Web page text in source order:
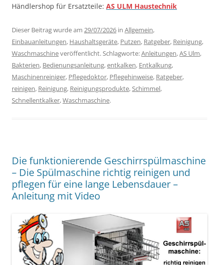
Händlershop für Ersatzteile: AS ULM Haustechnik
Dieser Beitrag wurde am 29/07/2026 in Allgemein,
Einbauanleitungen, Haushaltsgeräte, Putzen, Ratgeber, Reinigung,
Waschmaschineveröffentlicht. Schlagworte:Anleitungen,AS Ulm,
Bakterien, Bedienungsanleitung,entkalken, Entkalkung,
Maschinenreiniger, Pflegedoktor, Pflegehinweise, Ratgeber,
reinigen, Reinigung, Reinigungsprodukte,Schimmel,
Schnellentkalker,Waschmaschine.
Die funktionierende Geschirrspülmaschine
– Die Spülmaschine richtig reinigen und
pflegen für eine lange Lebensdauer –
Anleitung mit Video